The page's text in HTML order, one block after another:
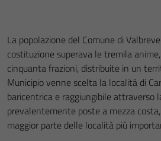
La popolazione del Comune di
costituzione superava le tremila
cinquanta frazioni, distribuite in un
Municipio venne scelta la località di
baricentrica e raggiungibile
prevalentemente poste a mezza
maggior parte delle località più